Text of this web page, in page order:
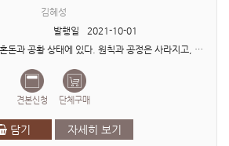
김혜성
발행일
2021-10-01
머리말 국민은 피로하고, 혼돈과 공황 상태에 있다. 원칙과 공정은 사라지고, 분노와 갈등이 사회를 덮고 있다. 정치가 대중을 위한 것이라면, 정치의 공정성이란 도덕적 공감을 위한 희생과 헌..
견본신청 단체구매
담기 자세히 보기